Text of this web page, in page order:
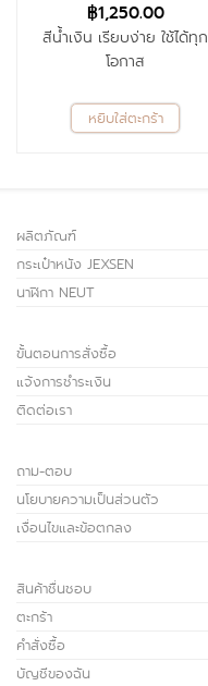
฿1,250.00
สีน้ำเงิน เรียบง่าย ใช้ได้ทุก
โอกาส
หยิบใส่ตะกร้า
ผลิตภัณฑ์
กระเป๋าหนัง JEXSEN
นาฬิกา NEUT
ขั้นตอนการสั่งซื้อ
แจ้งการชำระเงิน
ติดต่อเรา
ถาม-ตอบ
นโยบายความเป็นส่วนตัว
เงื่อนไขและข้อตกลง
สินค้าชื่นชอบ
ตะกร้า
คำสั่งซื้อ
บัญชีของฉัน